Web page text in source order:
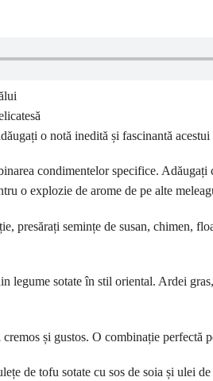
o notă inedită și fascinantă
condimentelor specifice. Adăugați
o explozie de arome de pe alte
presărați semințe de susan, chimen,
legume sotate în stil oriental. Ardei
și gustos. O combinație perfectă
de tofu sotate cu sos de soia și ulei de